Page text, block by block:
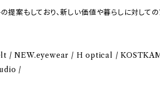
もしており、新しい価値や暮らしに対しての
/ NEW.eyewear / H optical /
/